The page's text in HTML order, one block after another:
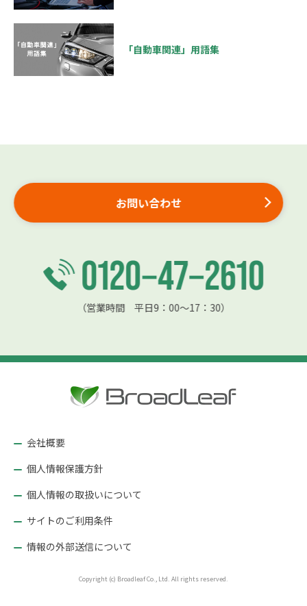
「自動車関連」用語集
お問い合わせ
（営業時間 平日9：00〜17：30）
会社概要
個人情報保護方針
個人情報の取扱いについて
サイトのご利用条件
情報の外部送信について
Copyright (c) Broadleaf Co., Ltd. All rights reserved.